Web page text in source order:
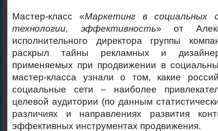
Мастер-класс «Маркетинг в социальных
технологии, эффективность» от
исполнительного директора группы
раскрыл тайны рекламных и
применяемых при продвижении в
мастер-класса узнали о том, какие
социальные сети – наиболее
целевой аудитории (по данным
различиях и направлениях развития
эффективных инструментах продвижения.